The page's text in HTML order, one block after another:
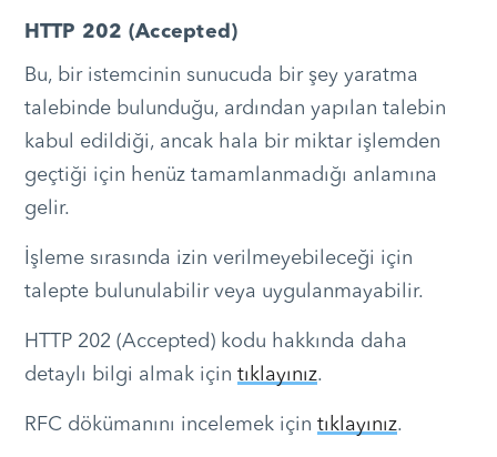
HTTP 202 (Accepted)
Bu, bir istemcinin sunucuda bir şey yaratma
talebinde bulunduğu, ardından yapılan talebin
kabul edildiği, ancak hala bir miktar işlemden
geçtiği için henüz tamamlanmadığı anlamına
gelir.
İşleme sırasında izin verilmeyebileceği için
talepte bulunulabilir veya uygulanmayabilir.
HTTP 202 (Accepted) kodu hakkında daha
detaylı bilgi almak için tıklayınız.
RFC dökümanını incelemek için tıklayınız.